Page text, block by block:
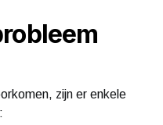
zijn er enkele